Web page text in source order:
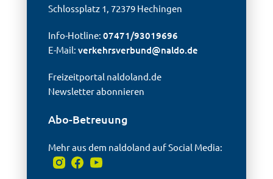
Schlossplatz 1, 72379 Hechingen
Info-Hotline: 07471/93019696
E-Mail: verkehrsverbund@naldo.de
Freizeitportal naldoland.de
Newsletter abonnieren
Abo-Betreuung
Mehr aus dem naldoland auf Social Media: